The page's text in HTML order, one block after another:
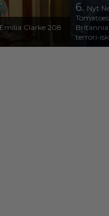
Clarke 208
6. Nyt
terrori-